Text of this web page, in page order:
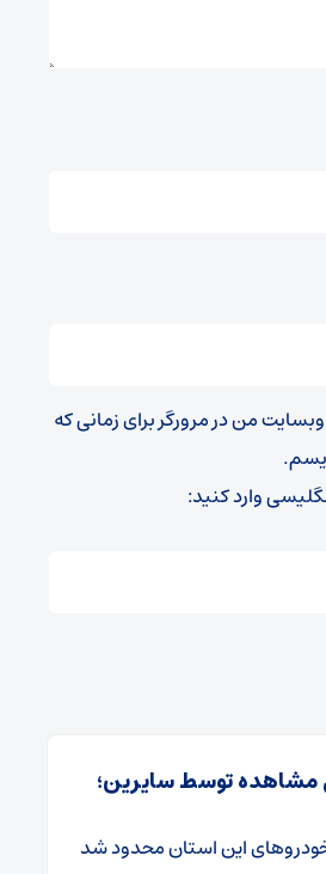
من در مرورگر برای زمانی که
وارد کنید:
مشاهده توسط سایرین؛
این استان محدود شد